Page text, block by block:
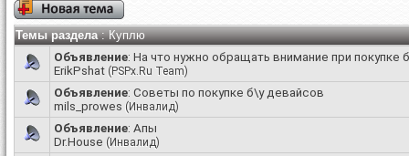
Темы раздела: Куплю
Объявление: На что нужно обращать внимание при покупке
ErikPshat (PSPx.Ru Team)
Объявление: Советы по покупке б\у девайсов
mils_prowes (Инвалид)
Объявление: Апы
Dr.House (Инвалид)